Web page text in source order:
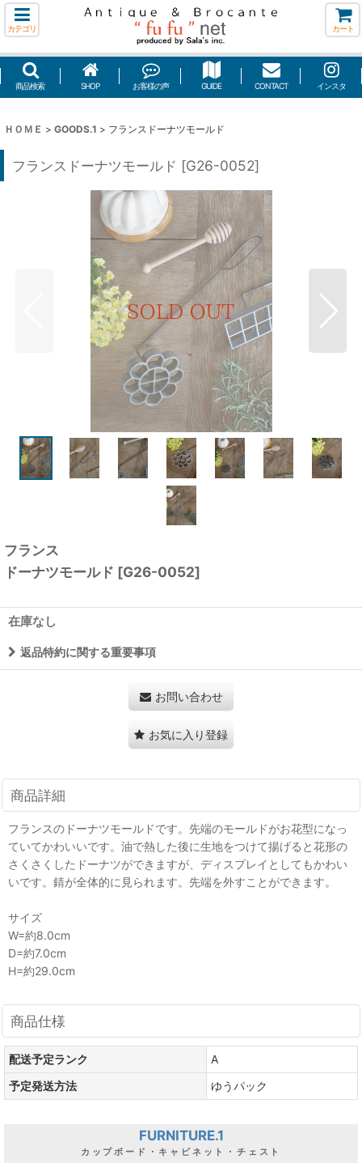
カテゴリ カート
商品検索 SHOP お客様の声 GUIDE CONTACT インスタ
ＨＯＭＥ > GOODS.1 > フランスドーナツモールド
フランスドーナツモールド [G26-0052]
フランス
ドーナツモールド [G26-0052]
在庫なし
返品特約に関する重要事項
お問い合わせ
お気に入り登録
商品詳細
フランスのドーナツモールドです。先端のモールドがお花型になっ
ていてかわいいです。油で熱した後に生地をつけて揚げると花形の
さくさくしたドーナツができますが、ディスプレイとしてもかわい
いです。錆が全体的に見られます。先端を外すことができます。
サイズ
W=約8.0cm
D=約7.0cm
H=約29.0cm
商品仕様
配送予定ランク
A
予定発送方法
ゆうパック
FURNITURE.1
カップボード・キャビネット・チェスト